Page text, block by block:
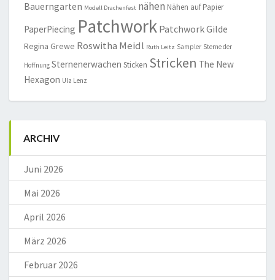
Bauerngarten Modell Drachenfest nähen Nähen auf Papier
PaperPiecing Patchwork Patchwork Gilde
Regina Grewe Roswitha Meidl Ruth Leitz Sampler Sterne der
Hoffnung Sternenerwachen Sticken Stricken The New
Hexagon Ula Lenz
ARCHIV
Juni 2026
Mai 2026
April 2026
März 2026
Februar 2026